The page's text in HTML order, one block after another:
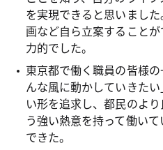
を実現できると思いまし
画など自ら立案すること
力的でした。
東京都で働く職員の皆様
んな風に動かしていきた
い形を追求し、都民のよ
う強い熱意を持って働い
できた。